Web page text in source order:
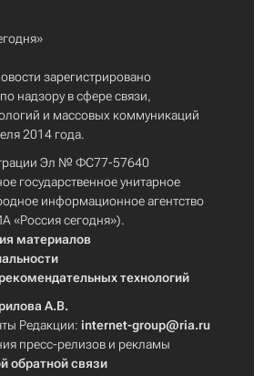
зарегистрировано
надзору в сфере связи,
и массовых коммуникаций
2014 года.
Эл № ФС77-57640
государственное унитарное
информационное агентство
«Россия сегодня»).
материалов
технологий
А.В.
Редакции: internet-group@ria.ru
пресс-релизов и рекламы
обратной связи